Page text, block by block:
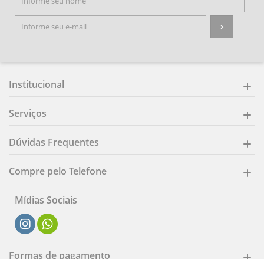
Institucional
Serviços
Dúvidas Frequentes
Compre pelo Telefone
Mídias Sociais
Formas de pagamento